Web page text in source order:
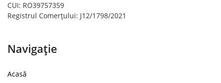
CUI: RO39757359
Registrul Comerțului: J12/1798/2021
Navigație
Acasă